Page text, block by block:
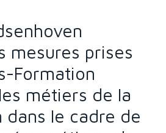
mesures prises
Formation
métiers de la
le cadre de